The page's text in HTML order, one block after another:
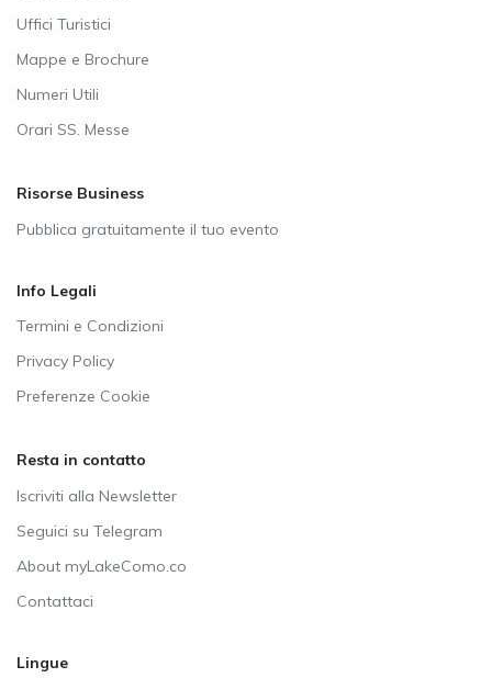
Uffici Turistici
Mappe e Brochure
Numeri Utili
Orari SS. Messe
Risorse Business
Pubblica gratuitamente il tuo evento
Info Legali
Termini e Condizioni
Privacy Policy
Preferenze Cookie
Resta in contatto
Iscriviti alla Newsletter
Seguici su Telegram
About myLakeComo.co
Contattaci
Lingue